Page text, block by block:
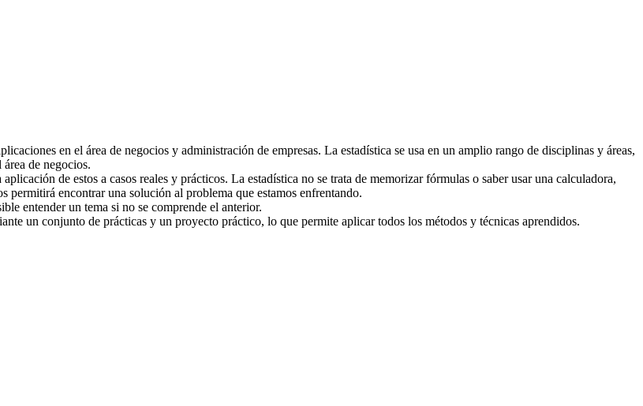
en el área de negocios y administración de empresas. La estadística se usa en un amplio rango de disciplinas y áreas,
de negocios.
de estos a casos reales y prácticos. La estadística no se trata de memorizar fórmulas o saber usar una calculadora,
permitirá encontrar una solución al problema que estamos enfrentando.
entender un tema si no se comprende el anterior.
un conjunto de prácticas y un proyecto práctico, lo que permite aplicar todos los métodos y técnicas aprendidos.